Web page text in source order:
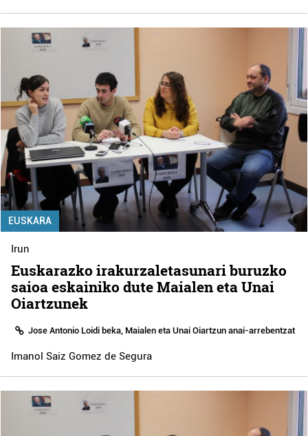
EUSKARA
Irun
Euskarazko irakurzaletasunari buruzko
saioa eskainiko dute Maialen eta Unai
Oiartzunek
Jose Antonio Loidi beka, Maialen eta Unai Oiartzun anai-arrebentzat
Imanol Saiz Gomez de Segura